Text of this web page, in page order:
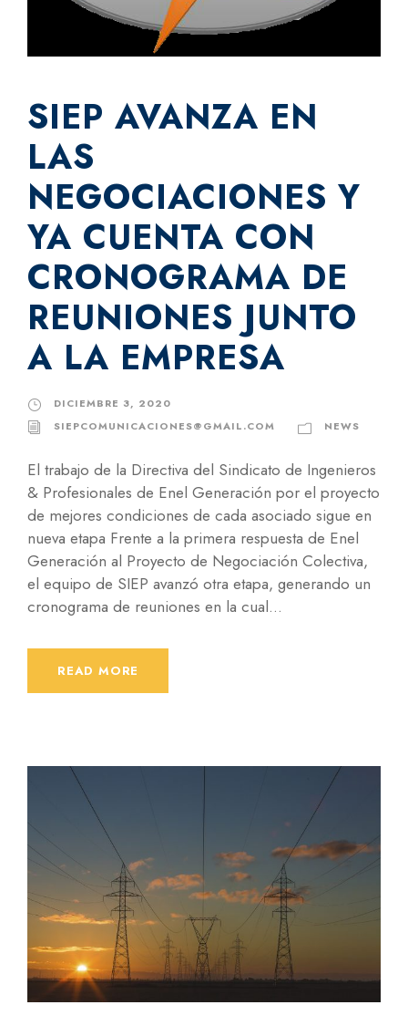
SIEP AVANZA EN
LAS
NEGOCIACIONES Y
YA CUENTA CON
CRONOGRAMA DE
REUNIONES JUNTO
A LA EMPRESA
DICIEMBRE 3, 2020
SIEPCOMUNICACIONES@GMAIL.COM
NEWS
El trabajo de la Directiva del Sindicato de Ingenieros
& Profesionales de Enel Generación por el proyecto
de mejores condiciones de cada asociado sigue en
nueva etapa Frente a la primera respuesta de Enel
Generación al Proyecto de Negociación Colectiva,
el equipo de SIEP avanzó otra etapa, generando un
cronograma de reuniones en la cual...
READ MORE